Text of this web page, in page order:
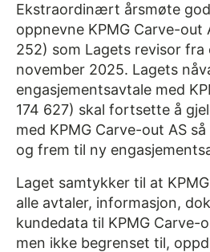
Ekstraordinært årsmøte
oppnevne KPMG Carve-out
252) som Lagets revisor fra
november 2025. Lagets
engasjementsavtale med
174 627) skal fortsette å
med KPMG Carve-out AS
og frem til ny
Laget samtykker til at
alle avtaler, informasjon,
kundedata til KPMG Carve-
men ikke begrenset til,